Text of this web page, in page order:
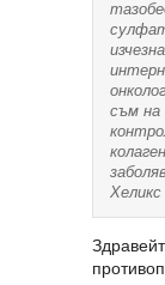
съм на
Хеликс